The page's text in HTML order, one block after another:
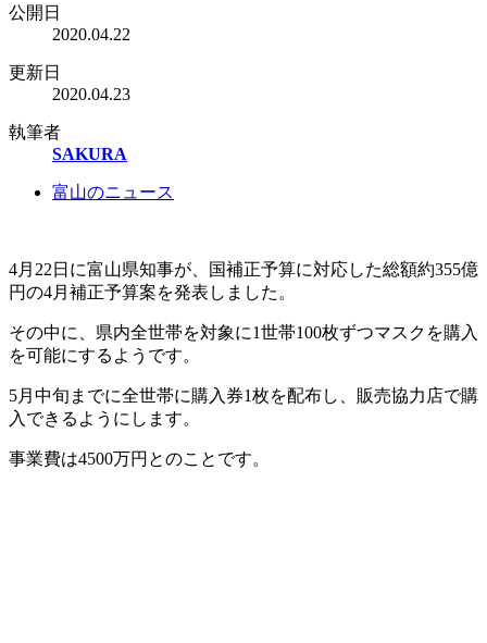
公開日
2020.04.22
更新日
2020.04.23
執筆者
SAKURA
富山のニュース
4月22日に富山県知事が、国補正予算に対応した総額約355億
円の4月補正予算案を発表しました。
その中に、県内全世帯を対象に1世帯100枚ずつマスクを購入
を可能にするようです。
5月中旬までに全世帯に購入券1枚を配布し、販売協力店で購
入できるようにします。
事業費は4500万円とのことです。